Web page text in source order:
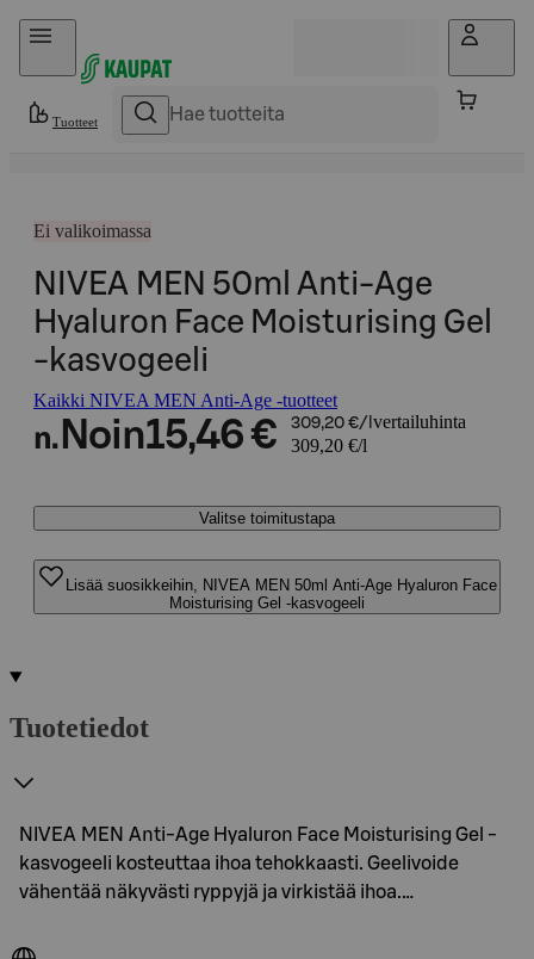
Hyppää sisältöön
Tuotteet
Ei valikoimassa
NIVEA MEN 50ml Anti-Age
Hyaluron Face Moisturising Gel
-kasvogeeli
Kaikki NIVEA MEN Anti-Age -tuotteet
n. Noin15,46 € 309,20 €/l vertailuhinta
309,20 €/l
Valitse toimitustapa
Lisää suosikkeihin, NIVEA MEN 50ml Anti-Age Hyaluron Face
Moisturising Gel -kasvogeeli
Tuotetiedot
NIVEA MEN Anti-Age Hyaluron Face Moisturising Gel -
kasvogeeli kosteuttaa ihoa tehokkaasti. Geelivoide
vähentää näkyvästi ryppyjä ja virkistää ihoa.…